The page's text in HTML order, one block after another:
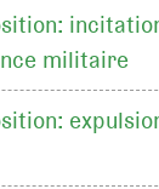
militaire